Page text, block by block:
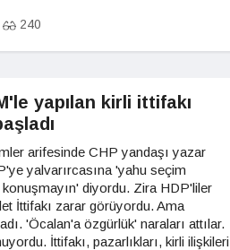
240
yapılan kirli ittifakı
arifesinde CHP yandaşı yazar
yalvarırcasına 'yahu seçim
diyordu. Zira HDP'liler
İttifakı zarar görüyordu. Ama
'Öcalan'a özgürlük' naraları attılar.
İttifakı, pazarlıkları, kirli ilişkileri